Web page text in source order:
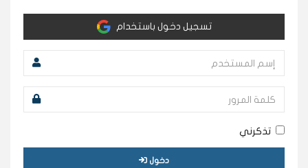
تسجيل دخول باستخدام
تذكرني
دخول